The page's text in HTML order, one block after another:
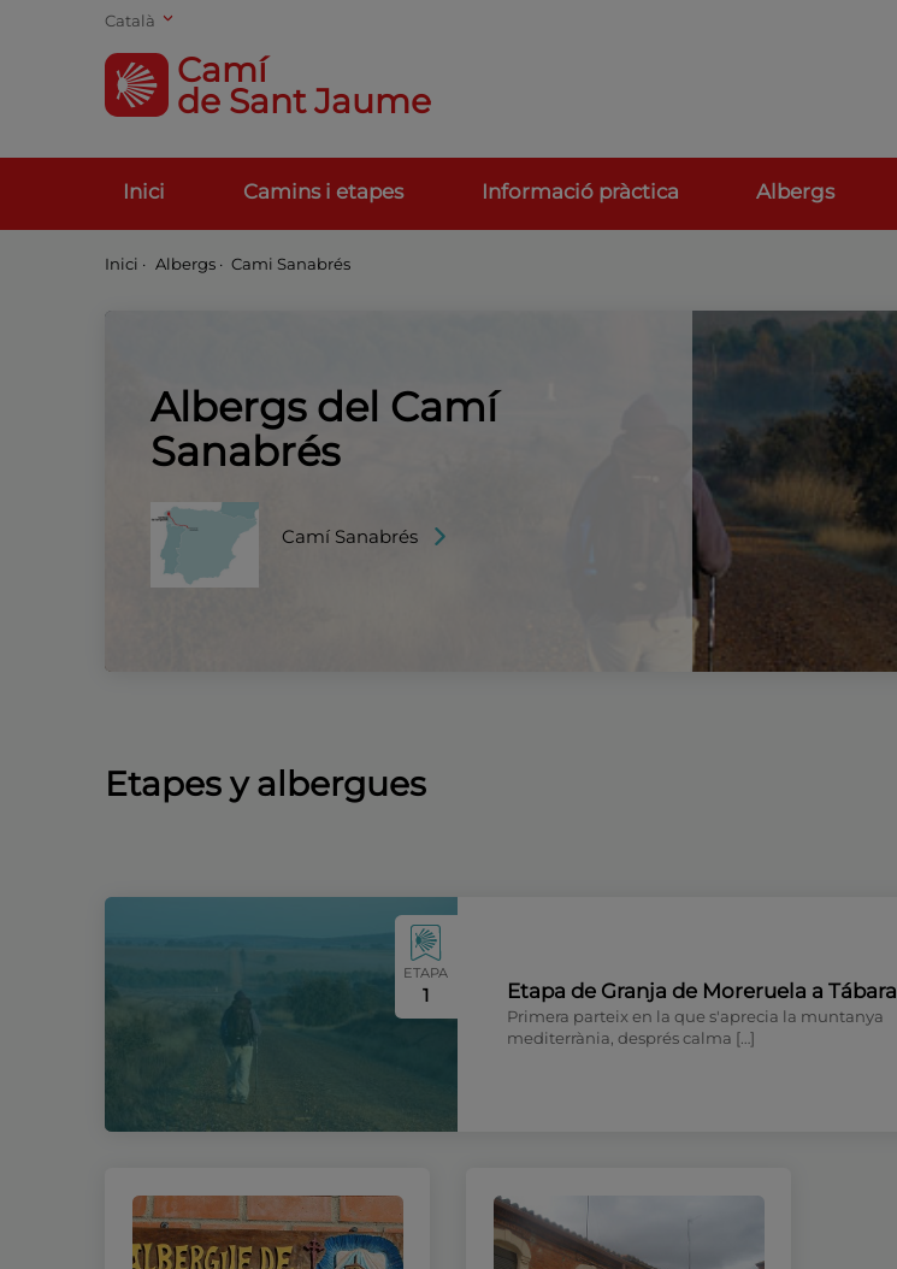
Català
Camí
de Sant Jaume
Inici Camins i etapes Informació pràctica Albergs
Inici · Albergs · Cami Sanabrés
Albergs del Camí
Sanabrés
Camí Sanabrés
Etapes y albergues
ETAPA
1 Etapa de Granja de Moreruela a Tábara
Primera parteix en la que s'aprecia la muntanya
mediterrània, després calma […]